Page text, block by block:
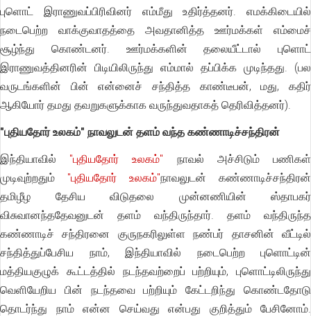
புளொட் இராணுவப்பிரிவினர் எம்மீது உதிர்த்தனர். எமக்கிடையில்
நடைபெற்ற வாக்குவாதத்தை அவதானித்த ஊர்மக்கள் எம்மைச்
சூழ்ந்து கொண்டனர். ஊர்மக்களின் தலையீட்டால் புளொட்
இராணுவத்தினரின் பிடியிலிருந்து எம்மால் தப்பிக்க முடிந்தது. (பல
வருடங்களின் பின் என்னைச் சந்தித்த காண்டீபன், மது, கதிர்
ஆகியோர் தமது தவறுகளுக்காக வருந்துவதாகத் தெரிவித்தனர்).
"புதியதோர் உலகம்" நாவலுடன் தளம் வந்த கண்ணாடிச்சந்திரன்
இந்தியாவில் "புதியதோர் உலகம்" நாவல் அச்சிடும் பணிகள்
முடிவுற்றதும் "புதியதோர் உலகம்"நாவலுடன் கண்ணாடிச்சந்திரன்
தமிழீழ தேசிய விடுதலை முன்னணியின் ஸ்தாபகர்
விசுவானந்ததேவனுடன் தளம் வந்திருந்தார். தளம் வந்திருந்த
கண்ணாடிச் சந்திரனை குருநகரிலுள்ள நண்பர் தாசனின் வீட்டில்
சந்தித்துப்பேசிய நாம், இந்தியாவில் நடைபெற்ற புளொட்டின்
மத்தியகுழுக் கூட்டத்தில் நடந்தவற்றைப் பற்றியும், புளொட்டிலிருந்து
வெளியேறிய பின் நடந்தவை பற்றியும் கேட்டறிந்து கொண்டதோடு
தொடர்ந்து நாம் என்ன செய்வது என்பது குறித்தும் பேசினோம்.